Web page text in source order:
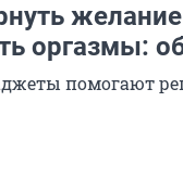
оргазмы:
помогают